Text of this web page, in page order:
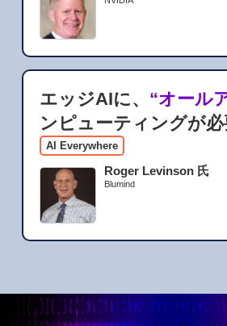
エッジAIに、 “オール
ンピューティングが
AI Everywhere
Roger Levinson 氏
Blumind